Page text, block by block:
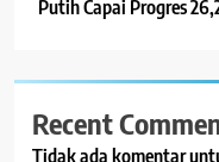
Putih Capai Progres
Recent
Tidak ada komentar